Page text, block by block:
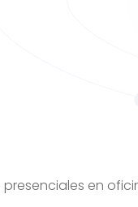
en